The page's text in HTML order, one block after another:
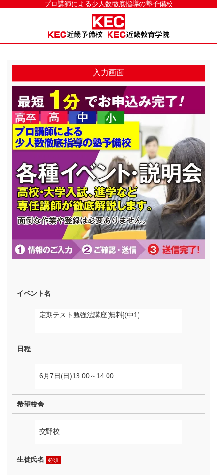
プロ講師による少人数徹底指導の塾予備校
入力画面
イベント名
日程
希望校舎
生徒氏名 必須